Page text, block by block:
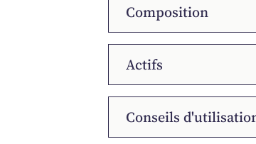
Composition
Actifs
Conseils